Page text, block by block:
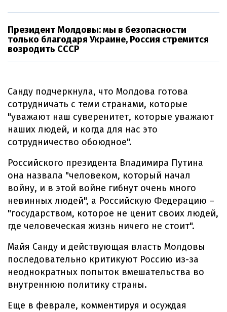
Президент Молдовы: мы в безопасности
только благодаря Украине, Россия стремится
возродить СССР
Санду подчеркнула, что Молдова готова
сотрудничать с теми странами, которые
"уважают наш суверенитет, которые уважают
наших людей, и когда для нас это
сотрудничество обоюдное".
Российского президента Владимира Путина
она назвала "человеком, который начал
войну, и в этой войне гибнут очень много
невинных людей", а Российскую Федерацию –
"государством, которое не ценит своих людей,
где человеческая жизнь ничего не стоит".
Майя Санду и действующая власть Молдовы
последовательно критикуют Россию из-за
неоднократных попыток вмешательства во
внутреннюю политику страны.
Еще в феврале, комментируя и осуждая